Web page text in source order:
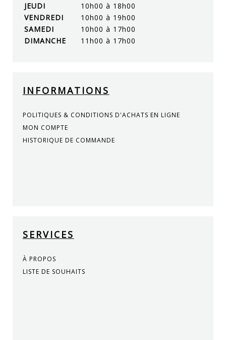
JEUDI
10h00 à 18h00
VENDREDI
10h00 à 19h00
SAMEDI
10h00 à 17h00
DIMANCHE
11h00 à 17h00
INFORMATIONS
POLITIQUES & CONDITIONS D'ACHATS EN LIGNE
MON COMPTE
HISTORIQUE DE COMMANDE
SERVICES
À PROPOS
LISTE DE SOUHAITS